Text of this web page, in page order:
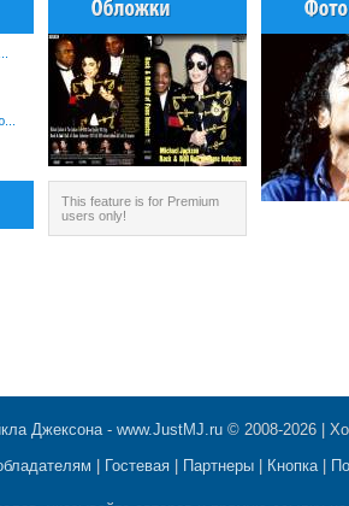
This feature is for Premium
users only!
Джексона- www.JustMJ.ru © 2008-2026 |
Гостевая Партнеры Кнопка|